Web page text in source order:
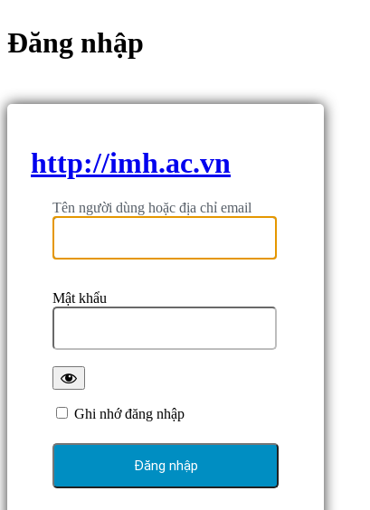
Đăng nhập
http://imh.ac.vn
Tên người dùng hoặc địa chỉ email
Mật khẩu
Ghi nhớ đăng nhập